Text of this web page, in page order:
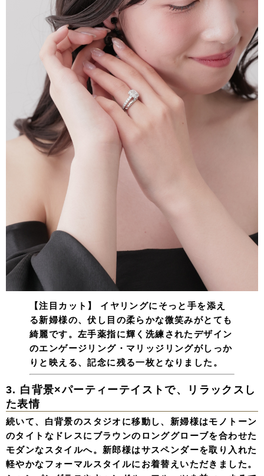
【注目カット】
イヤリングにそっと手を添え
る新婦様の、伏し目の柔らかな微笑みがとても
綺麗です。左手薬指に輝く洗練されたデザイン
のエンゲージリング・マリッジリングがしっか
りと映える、記念に残る一枚となりました。
3. 白背景×パーティーテイストで、リラックスし
た表情
続いて、白背景のスタジオに移動し、新婦様はモノトーン
のタイトなドレスにブラウンのロンググローブを合わせた
モダンなスタイルへ。新郎様はサスペンダーを取り入れた
軽やかなフォーマルスタイルにお着替えいただきました。